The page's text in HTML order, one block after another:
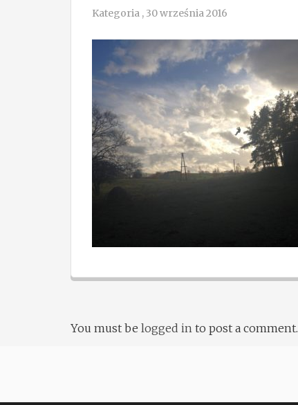
Kategoria , 30 września 2016
You must be logged in to post a comment.